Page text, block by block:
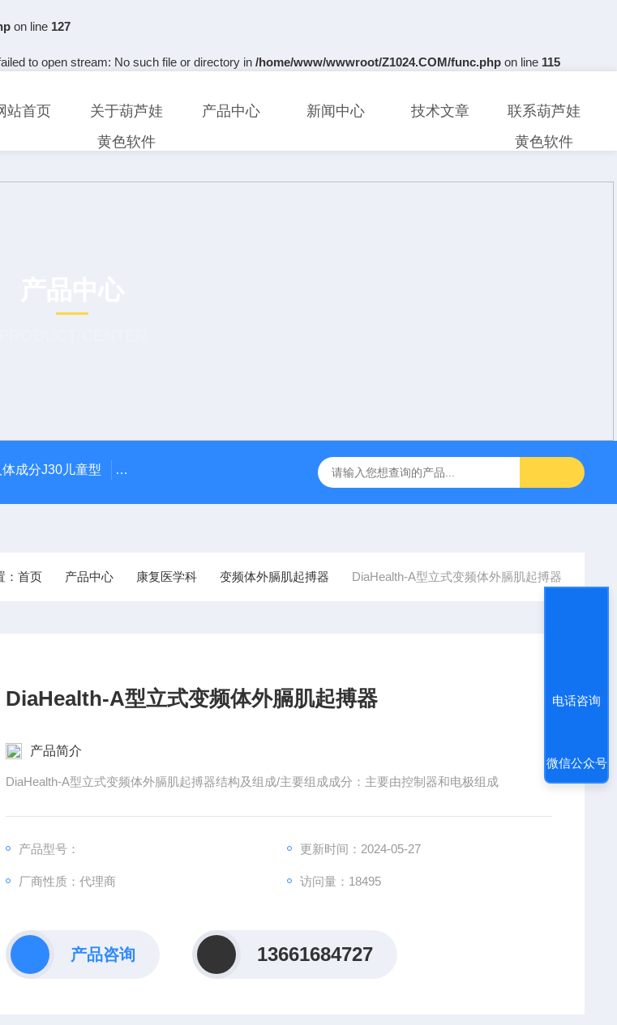
on line 127
to open stream: No such file or directory in /home/www/wwwroot/Z1024.COM/func.php on line 115
站首页
关于葫芦娃
黄色软件
产品中心 新闻中心 技术文章
联系葫芦娃
黄色软件
成分J30儿童型 5900型美国DJO吞咽障碍神经和肌肉刺激理疗仪 飞利浦半自动体外除颤仪 FRX （
首页 产品中心 康复医学科 变频体外膈肌起搏器 DiaHealth-A型立式变频体外膈肌起搏器
DiaHealth-A型立式变频体外膈肌起搏器
产品简介
DiaHealth-A型立式变频体外膈肌起搏器结构及组成/主要组成成分：主要由控制器和电极组成
产品型号： 更新时间：2024-05-27
厂商性质：代理商 访问量：18495
产品咨询 13661684727
电话咨询
微信公众号